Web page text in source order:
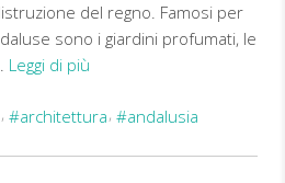
del regno. Famosi per
sono i giardini profumati, le
Leggi di più
#architettura #andalusia